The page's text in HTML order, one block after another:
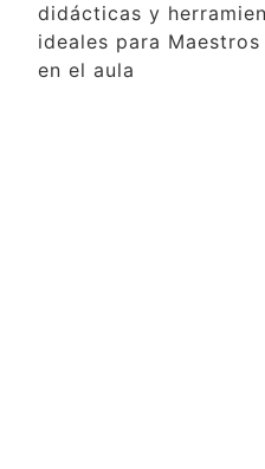
didácticas y
ideales para
en el aula